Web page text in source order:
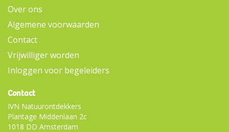
Over ons
Algemene voorwaarden
Contact
Vrijwilliger worden
Inloggen voor begeleiders
Contact
IVN Natuurontdekkers
Plantage Middenlaan 2c
1018 DD Amsterdam